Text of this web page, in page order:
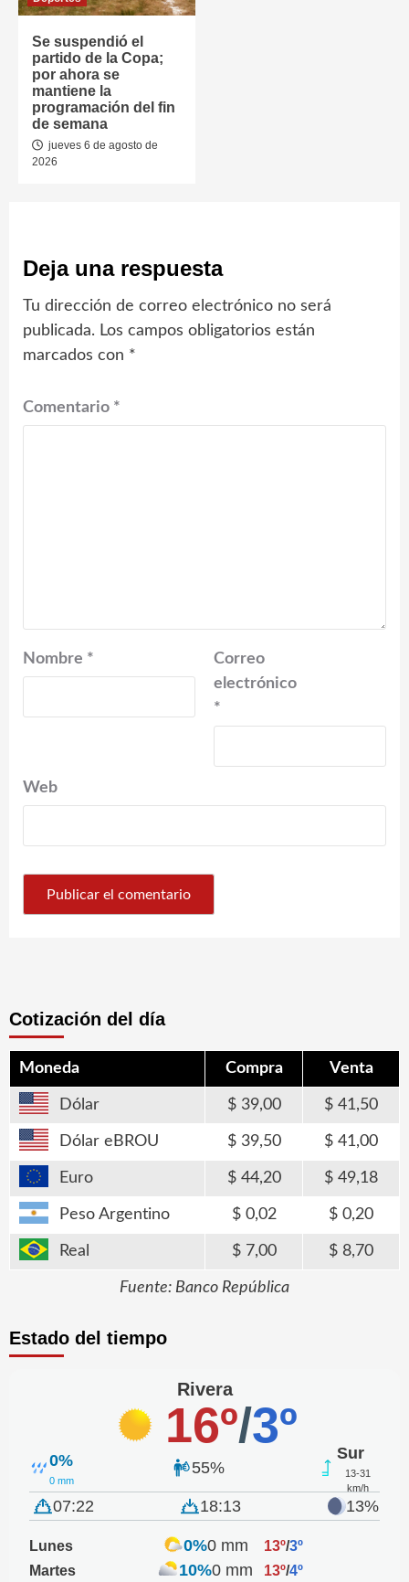
Se suspendió el
partido de la Copa;
por ahora se
mantiene la
programación del fin
de semana
jueves 6 de agosto de
2026
Deja una respuesta
Tu dirección de correo electrónico no será
publicada. Los campos obligatorios están
marcados con *
Comentario *
Nombre *
Correo
electrónico
*
Web
Cotización del día
Moneda Compra Venta
Dólar 39,00 41,50
Dólar eBROU 39,50 41,00
Euro 44,20 49,18
Peso Argentino 0,02 0,20
Real 7,00 8,70
Fuente: Banco República
Estado del tiempo
Rivera
16º/3º
0%
0 mm
55%
Sur
13-31
km/h
07:22 18:13 13%
Lunes 0%0 mm 13º/3º
Martes
10%0 mm 13º/4º